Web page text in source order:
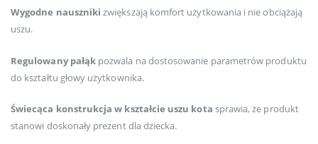
Wygodne nauszniki zwiększają komfort użytkowania i nie obciążają
uszu.
Regulowany pałąk pozwala na dostosowanie parametrów produktu
do kształtu głowy użytkownika.
Świecąca konstrukcja w kształcie uszu kota sprawia, że produkt
stanowi doskonały prezent dla dziecka.